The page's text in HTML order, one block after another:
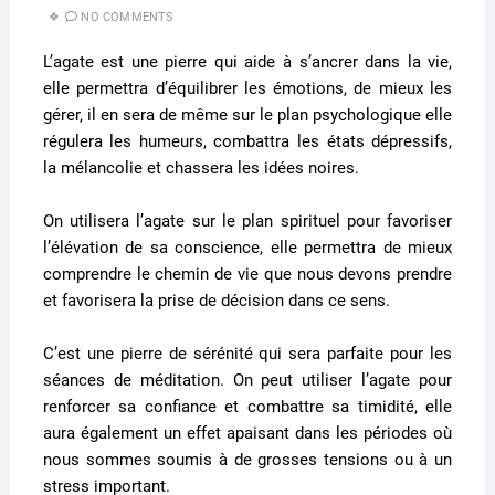
NO COMMENTS
L’agate est une pierre qui aide à s’ancrer dans la vie,
elle permettra d’équilibrer les émotions, de mieux les
gérer, il en sera de même sur le plan psychologique elle
régulera les humeurs, combattra les états dépressifs,
la mélancolie et chassera les idées noires.
On utilisera l’agate sur le plan spirituel pour favoriser
l’élévation de sa conscience, elle permettra de mieux
comprendre le chemin de vie que nous devons prendre
et favorisera la prise de décision dans ce sens.
C’est une pierre de sérénité qui sera parfaite pour les
séances de méditation. On peut utiliser l’agate pour
renforcer sa confiance et combattre sa timidité, elle
aura également un effet apaisant dans les périodes où
nous sommes soumis à de grosses tensions ou à un
stress important.